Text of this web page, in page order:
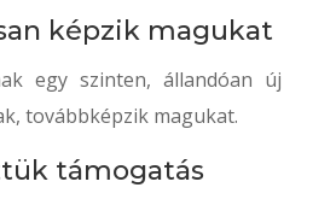
képzik magukat
egy szinten, állandóan új
továbbképzik magukat.
támogatás